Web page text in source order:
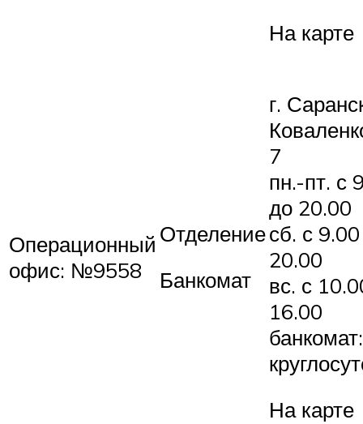
На карте
Операционный
офис: №9558
Отделение
Банкомат
г.
7
пн.-пт. с
до 20.00
сб. с
20.00
вс. с
16.00
банкомат:
На карте